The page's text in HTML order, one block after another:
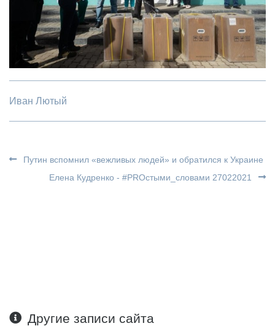
Иван Лютый
Путин вспомнил «вежливых людей» и обратился к Украине
Елена Кудренко - #PROстыми_словами 27022021
Другие записи сайта